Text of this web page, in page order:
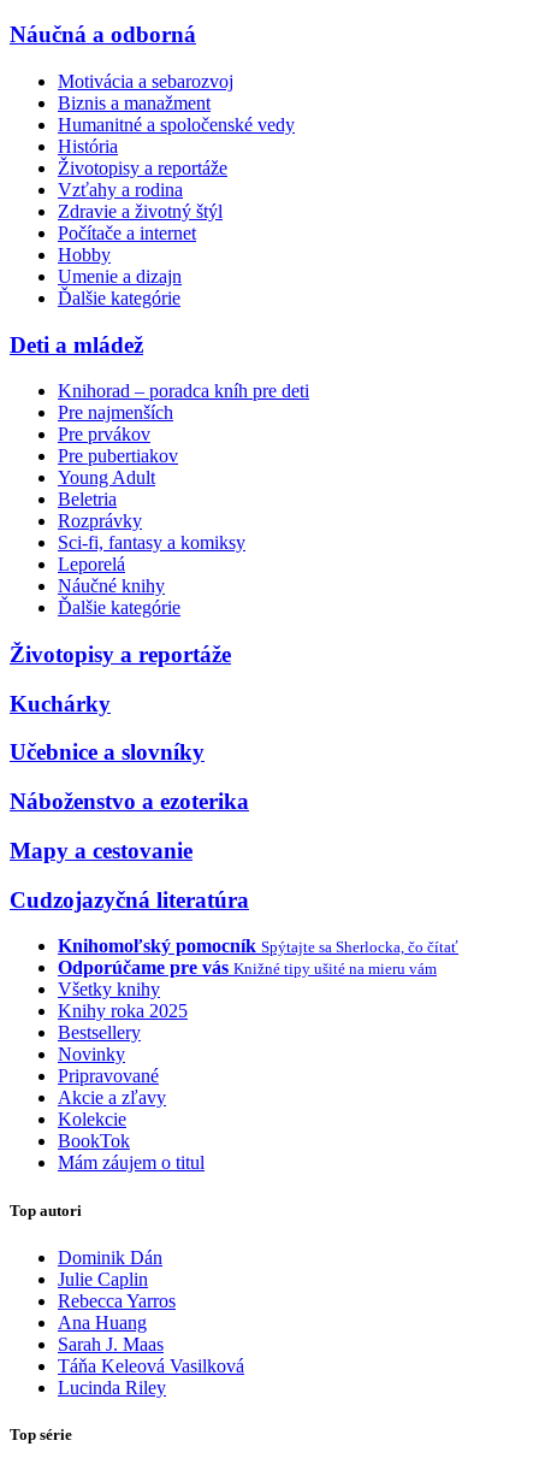
Náučná a odborná
Motivácia a sebarozvoj
Biznis a manažment
Humanitné a spoločenské vedy
História
Životopisy a reportáže
Vzťahy a rodina
Zdravie a životný štýl
Počítače a internet
Hobby
Umenie a dizajn
Ďalšie kategórie
Deti a mládež
Knihorad – poradca kníh pre deti
Pre najmenších
Pre prvákov
Pre pubertiakov
Young Adult
Beletria
Rozprávky
Sci-fi, fantasy a komiksy
Leporelá
Náučné knihy
Ďalšie kategórie
Životopisy a reportáže
Kuchárky
Učebnice a slovníky
Náboženstvo a ezoterika
Mapy a cestovanie
Cudzojazyčná literatúra
Knihomoľský pomocník Spýtajte sa Sherlocka, čo čítať
Odporúčame pre vás Knižné tipy ušité na mieru vám
Všetky knihy
Knihy roka 2025
Bestsellery
Novinky
Pripravované
Akcie a zľavy
Kolekcie
BookTok
Mám záujem o titul
Top autori
Dominik Dán
Julie Caplin
Rebecca Yarros
Ana Huang
Sarah J. Maas
Táňa Keleová Vasilková
Lucinda Riley
Top série